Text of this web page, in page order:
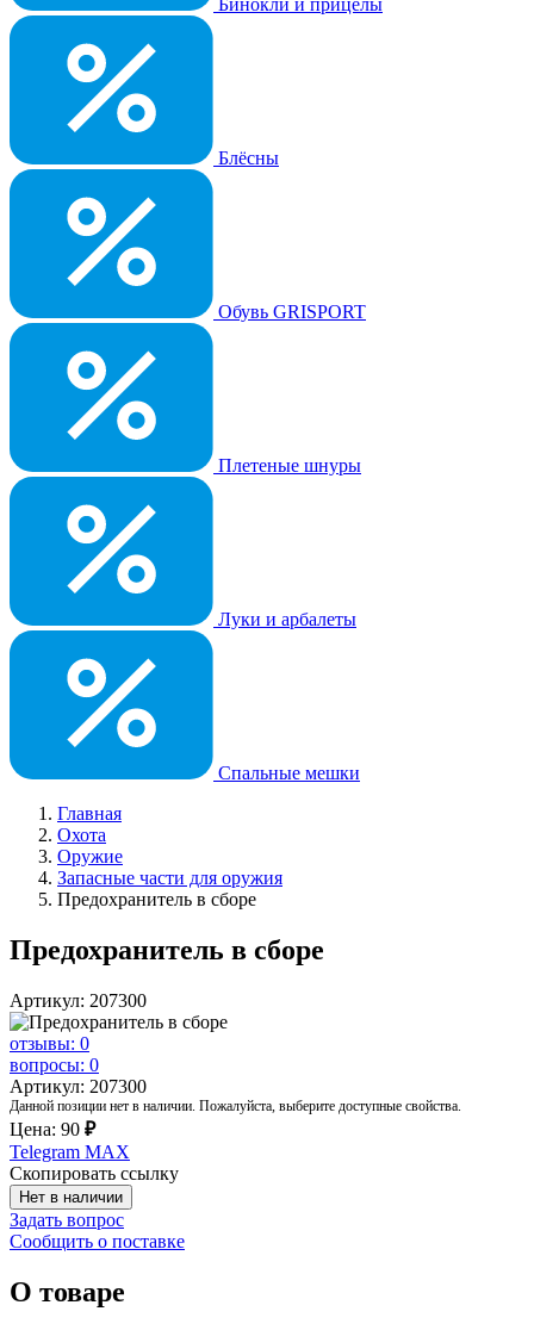
Бинокли и прицелы
Блёсны
Обувь GRISPORT
Плетеные шнуры
Луки и арбалеты
Спальные мешки
Главная
Охота
Оружие
Запасные части для оружия
Предохранитель в сборе
Предохранитель в сборе
Артикул: 207300
отзывы: 0
вопросы: 0
Артикул: 207300
Данной позиции нет в наличии. Пожалуйста, выберите доступные свойства.
Цена: 90 ₽
Telegram MAX
Скопировать ссылку
Нет в наличии
Задать вопрос
Сообщить о поставке
О товаре